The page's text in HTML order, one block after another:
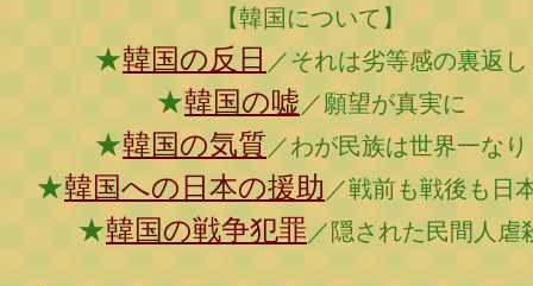
【韓国について】
★韓国の反日 ／それは劣等感の裏返し
★韓国の嘘 ／願望が真実に
★韓国の気質 ／わが民族は世界一なり
★韓国への日本の援助 ／戦前も戦後も日
★韓国の戦争犯罪 ／隠された民間人虐